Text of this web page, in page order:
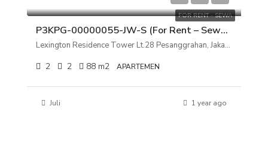
FOR RENT - SEWA
P3KPG-00000055-JW-S (For Rent – Sewa) Apartemen Lexington Residence Tower Lt.28 Pesanggrahan, Jakarta Selatan
Lexington Residence Tower Lt.28 Pesanggrahan, Jakarta Selatan
2 2 88 m2 APARTEMEN
Juli 1 year ago